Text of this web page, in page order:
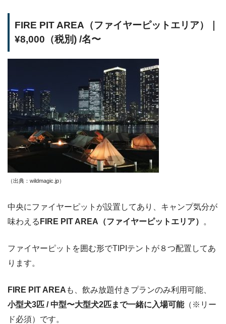
FIRE PIT AREA（ファイヤーピットエリア）｜
¥8,000（税別) /名〜
（出典：wildmagic.jp）
中央にファイヤーピットが設置してあり、キャンプ気分が
味わえる FIRE PIT AREA（ファイヤーピットエリア） 。
ファイヤーピットを囲む形でTIPIテントが８つ配置してあ
ります。
FIRE PIT AREA も、飲み放題付きプランのみ利用可能、
小型犬3匹 / 中型〜大型犬2匹まで一緒に入場可能（※リー
ド必須）です。